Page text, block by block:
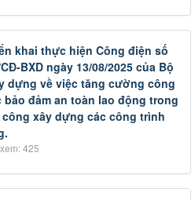
khai thực hiện Công điện số
BXD ngày 13/08/2025 của Bộ
dựng về việc tăng cường công
bảo đảm an toàn lao động trong
xây dựng các công trình
425